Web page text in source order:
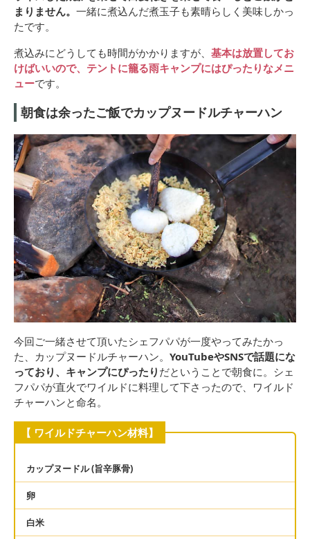
まりません。 一緒に煮込んだ煮玉子も素晴らしく美味しかっ
たです。
煮込みにどうしても時間がかかりますが、 基本は放置してお
けばいいので、テントに籠る雨キャンプにはぴったりなメニ
ューです。
朝食は余ったご飯でカップヌードルチャーハン
今回ご一緒させて頂いたシェフパパが一度やってみたかっ
た、カップヌードルチャーハン。 YouTubeやSNSで話題にな
っており、キャンプにぴったり だということで朝食に。シェ
フパパが直火でワイルドに料理して下さったので、ワイルド
チャーハンと命名。
【 ワイルドチャーハン材料】
カップヌードル (旨辛豚骨)
卵
白米